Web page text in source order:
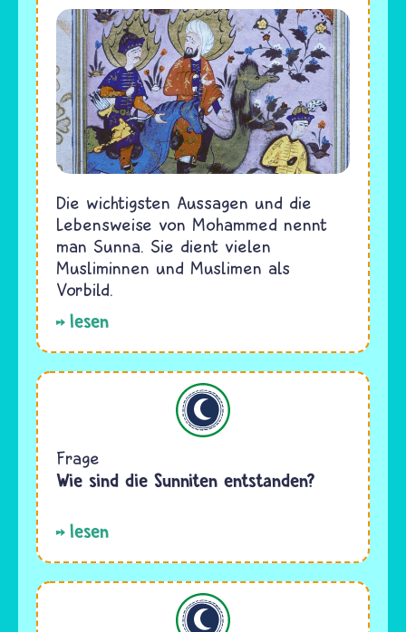
Die wichtigsten Aussagen und die
Lebensweise von Mohammed nennt
man Sunna. Sie dient vielen
Musliminnen und Muslimen als
Vorbild.
lesen
Frage
Wie sind die Sunniten entstanden?
lesen